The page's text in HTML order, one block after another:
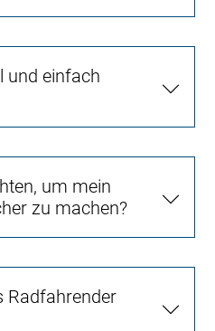
und einfach
um mein
zu machen?
Radfahrender